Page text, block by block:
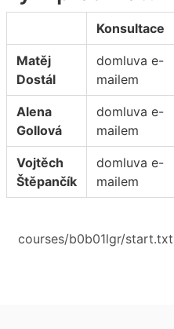
Konsultace
Matěj
Dostál
domluva e-
mailem
Alena
Gollová
domluva e-
mailem
Vojtěch
Štěpančík
domluva e-
mailem
courses/b0b01lgr/start.txt